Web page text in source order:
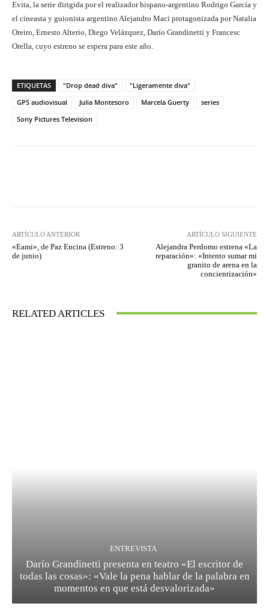
Evita, la serie dirigida por el realizador hispano-argentino Rodrigo García y
el cineasta y guionista argentino Alejandro Maci protagonizada por Natalia
Oreiro, Ernesto Alterio, Diego Velázquez, Darío Grandinetti y Francesc
Orella, cuyo estreno se espera para este año.
ETIQUETAS "Drop dead diva"
"Ligeramente diva"
GPS audiovisual
Julia Montesoro Marcela Guerty
series
Sony Pictures Television
ARTÍCULO ANTERIOR
«Eami», de Paz Encina (Estreno: 3
de junio)
ARTÍCULO SIGUIENTE
Alejandra Perdomo estrena «La
reparación»: «Intento sumar mi
granito de arena en la
concientización»
RELATED ARTICLES
ENTREVISTA
Darío Grandinetti presenta en teatro «El escritor de
todas las cosas»: «Vale la pena hablar de la palabra en
momentos en que está desvalorizada»